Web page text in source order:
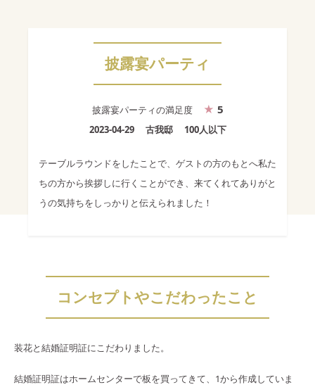
披露宴パーティ
披露宴パーティの満足度 5
2023-04-29 古我邸 100人以下
テーブルラウンドをしたことで、ゲストの方のもとへ私た
ちの方から挨拶しに行くことができ、来てくれてありがと
うの気持ちをしっかりと伝えられました！
コンセプトやこだわったこと
装花と結婚証明証にこだわりました。
結婚証明証はホームセンターで板を買ってきて、1から作成していま